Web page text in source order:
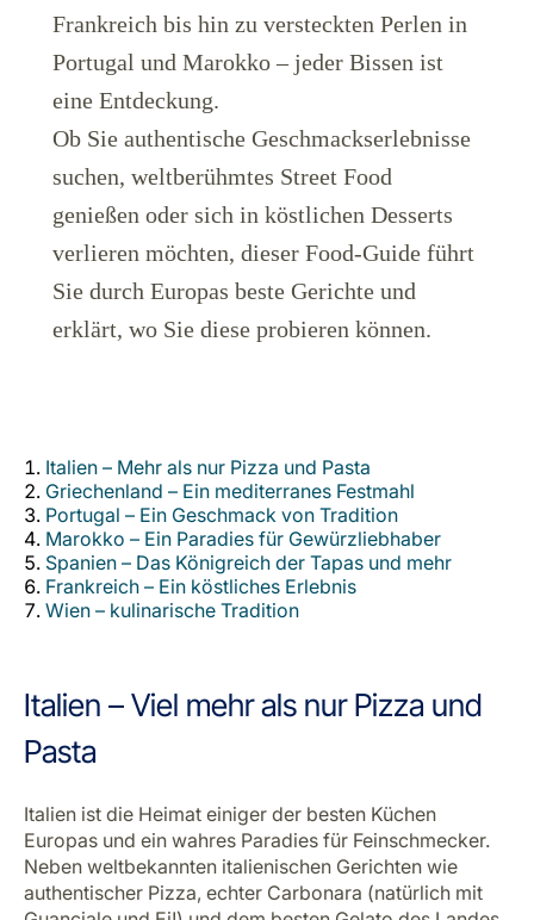
Karriere bei LuxairGroup
Frankreich bis hin zu versteckten Perlen in
Portugal und Marokko – jeder Bissen ist
eine Entdeckung.
Ob Sie authentische Geschmackserlebnisse
suchen, weltberühmtes Street Food
genießen oder sich in köstlichen Desserts
verlieren möchten, dieser Food-Guide führt
Sie durch Europas beste Gerichte und
erklärt, wo Sie diese probieren können.
Italien – Mehr als nur Pizza und Pasta
Griechenland – Ein mediterranes Festmahl
Portugal – Ein Geschmack von Tradition
Marokko – Ein Paradies für Gewürzliebhaber
Spanien – Das Königreich der Tapas und mehr
Frankreich – Ein köstliches Erlebnis
Wien – kulinarische Tradition
Italien – Viel mehr als nur Pizza und
Pasta
Italien ist die Heimat einiger der besten Küchen
Europas und ein wahres Paradies für Feinschmecker.
Neben weltbekannten italienischen Gerichten wie
authentischer Pizza, echter Carbonara (natürlich mit